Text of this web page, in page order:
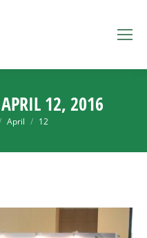
APRIL 12, 2016
April 12